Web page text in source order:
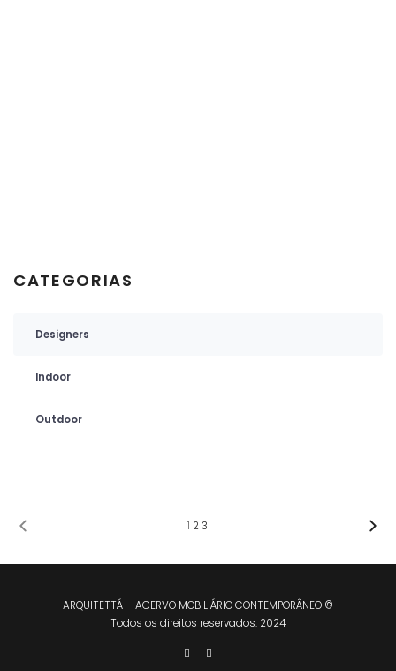
CATEGORIAS
Designers
Indoor
Outdoor
1 2 3
ARQUITETTÁ – ACERVO MOBILIÁRIO CONTEMPORÂNEO ©
Todos os direitos reservados. 2024